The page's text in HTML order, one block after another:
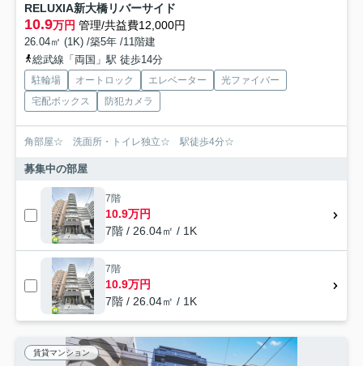
RELUXIA新大橋リバーサイド
10.9万円 管理/共益費12,000円
26.04㎡ (1K) /築5年 /11階建
総武線「両国」駅 徒歩14分
駐輪場 オートロック エレベーター
光ファイバー
宅配ボックス
防犯カメラ
角部屋☆ 洗面所・トイレ独立☆ 駅徒歩4分☆
募集中の部屋
7階
10.9万円
7階 / 26.04㎡ / 1K
7階
10.9万円
7階 / 26.04㎡ / 1K
賃貸マンション